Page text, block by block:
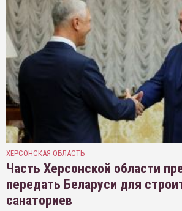
ХЕРСОНСКАЯ ОБЛАСТЬ
Часть Херсонской области
передать Беларуси для
санаториев